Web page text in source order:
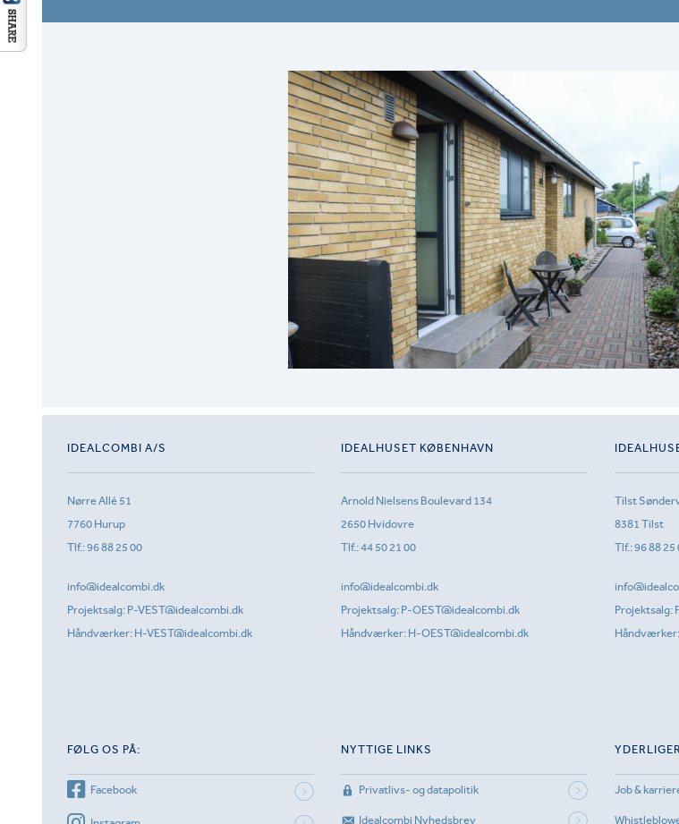
IDEALCOMBI A/S
Nørre Allé 51
7760 Hurup
Tlf.:96 88 25 00
info@idealcombi.dk
Projektsalg: P-VEST@idealcombi.dk
Håndværker: H-VEST@idealcombi.dk
IDEALHUSET KØBENHAVN
Arnold Nielsens Boulevard 134
2650 Hvidovre
Tlf.:44 50 21 00
info@idealcombi.dk
Projektsalg: P-OEST@idealcombi.dk
Håndværker: H-OEST@idealcombi.dk
Tilst
8381 Tilst
Tlf.:96 88 25
Projektsalg:
Håndværker:
FØLG OS PÅ:
Facebook
NYTTIGE LINKS
Privatlivs- og datapolitik
Idealcombi Nyhedsbrev
Job &